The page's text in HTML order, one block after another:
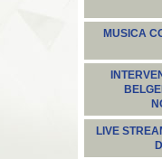
MUSICA
LIVE